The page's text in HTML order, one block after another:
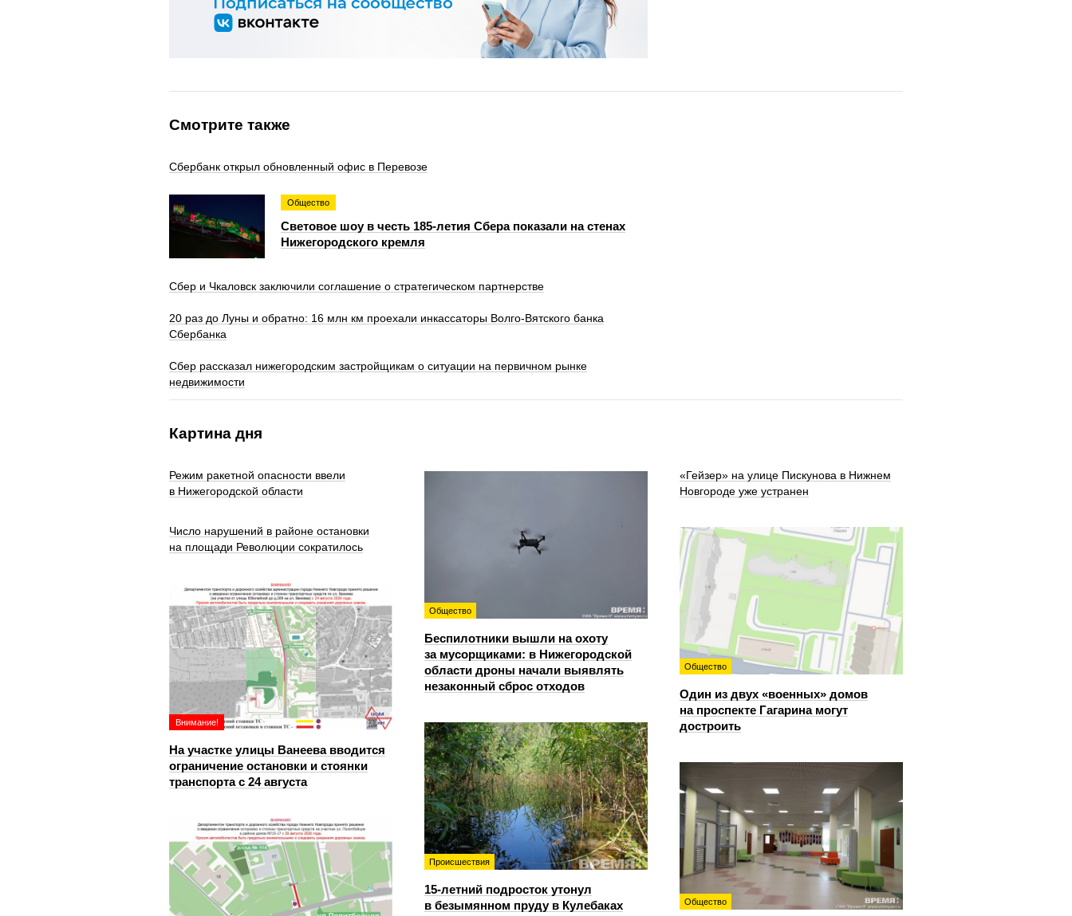
Смотрите также
Сбербанк открыл обновленный офис в Перевозе
Общество
Световое шоу в честь 185-летия Сбера показали на стенах
Нижегородского кремля
Сбер и Чкаловск заключили соглашение о стратегическом партнерстве
20 раз до Луны и обратно: 16 млн км проехали инкассаторы Волго-Вятского банка
Сбербанка
Сбер рассказал нижегородским застройщикам о ситуации на первичном рынке
недвижимости
Картина дня
Режим ракетной опасности ввели
в Нижегородской области
Общество
Беспилотники вышли на охоту
за мусорщиками: в Нижегородской
области дроны начали выявлять
незаконный сброс отходов
«Гейзер» на улице Пискунова в Нижнем
Новгороде уже устранен
Число нарушений в районе остановки
на площади Революции сократилось
Общество
Один из двух «военных» домов
на проспекте Гагарина могут
достроить
Внимание!
На участке улицы Ванеева вводится
ограничение остановки и стоянки
транспорта с 24 августа
Происшествия
15-летний подросток утонул
в безымянном пруду в Кулебаках
Общество